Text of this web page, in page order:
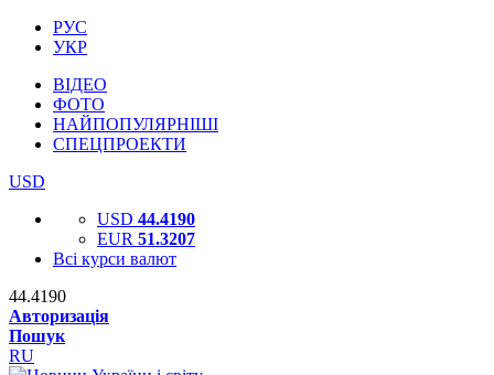
РУС
УКР
ВІДЕО
ФОТО
НАЙПОПУЛЯРНІШІ
СПЕЦПРОЕКТИ
USD
USD 44.4190
EUR 51.3207
Всі курси валют
44.4190
Авторизація
Пошук
RU